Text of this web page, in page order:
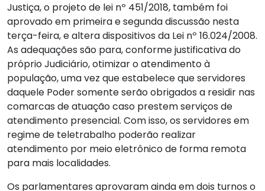
Justiça, o projeto de lei nº 451/2018, também foi
aprovado em primeira e segunda discussão nesta
terça-feira, e altera dispositivos da Lei nº 16.024/2008.
As adequações são para, conforme justificativa do
próprio Judiciário, otimizar o atendimento à
população, uma vez que estabelece que servidores
daquele Poder somente serão obrigados a residir nas
comarcas de atuação caso prestem serviços de
atendimento presencial. Com isso, os servidores em
regime de teletrabalho poderão realizar
atendimento por meio eletrônico de forma remota
para mais localidades.
Os parlamentares aprovaram ainda em dois turnos o